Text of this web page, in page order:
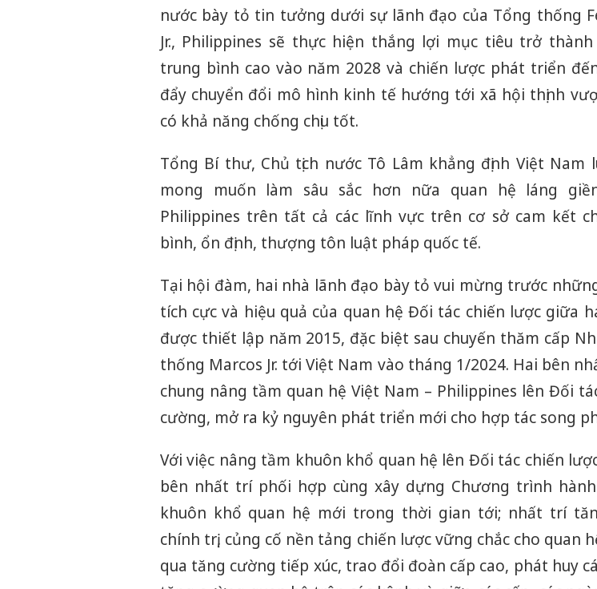
nước bày tỏ tin tưởng dưới sự lãnh đạo của Tổng thống
Jr., Philippines sẽ thực hiện thắng lợi mục tiêu trở
trung bình cao vào năm 2028 và chiến lược phát triển
đẩy chuyển đổi mô hình kinh tế hướng tới xã hội thịnh
có khả năng chống chịu tốt.
Tổng Bí thư, Chủ tịch nước Tô Lâm khẳng định Việt Nam
mong muốn làm sâu sắc hơn nữa quan hệ láng
Philippines trên tất cả các lĩnh vực trên cơ sở cam kết
bình, ổn định, thượng tôn luật pháp quốc tế.
Tại hội đàm, hai nhà lãnh đạo bày tỏ vui mừng trước
tích cực và hiệu quả của quan hệ Đối tác chiến lược giữa
được thiết lập năm 2015, đặc biệt sau chuyến thăm cấp
thống Marcos Jr. tới Việt Nam vào tháng 1/2024. Hai bên
chung nâng tầm quan hệ Việt Nam – Philippines lên Đối
cường, mở ra kỷ nguyên phát triển mới cho hợp tác song
Với việc nâng tầm khuôn khổ quan hệ lên Đối tác chiến
bên nhất trí phối hợp cùng xây dựng Chương trình
khuôn khổ quan hệ mới trong thời gian tới; nhất trí
chính trị, củng cố nền tảng chiến lược vững chắc cho quan
qua tăng cường tiếp xúc, trao đổi đoàn cấp cao, phát huy